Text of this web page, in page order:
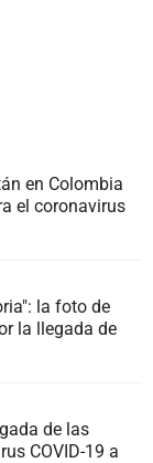
en Colombia
el coronavirus
la foto de
la llegada de
de las
COVID-19 a